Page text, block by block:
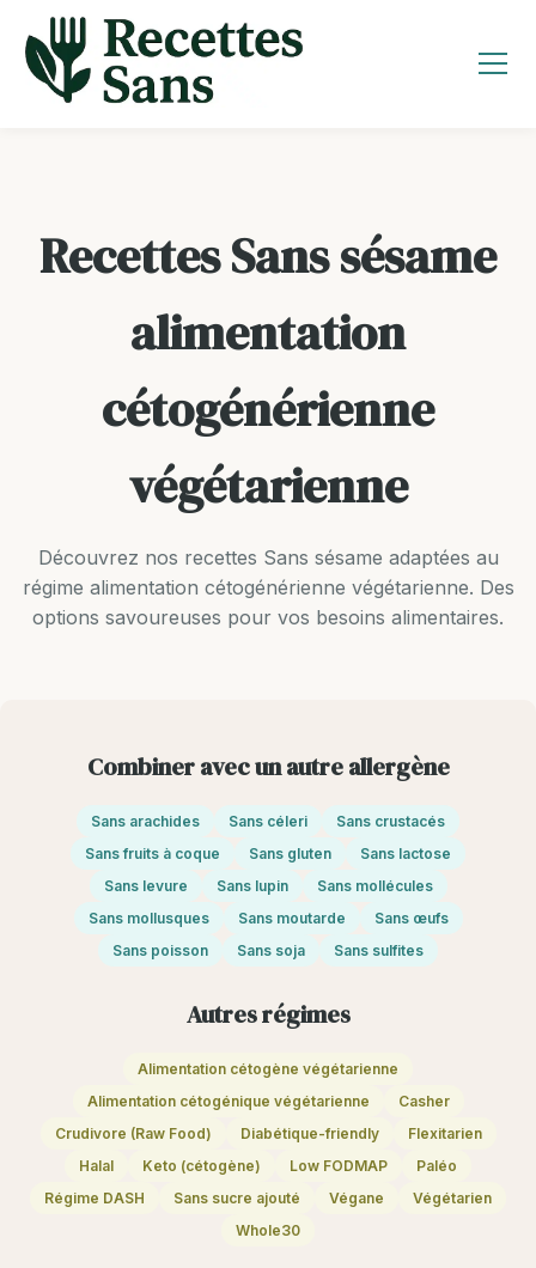
contenu
Recettes Sans sésame
alimentation
cétogénérienne
végétarienne
Découvrez nos recettes Sans sésame adaptées au
régime alimentation cétogénérienne végétarienne. Des
options savoureuses pour vos besoins alimentaires.
Combiner avec un autre allergène
Sans arachides Sans céleri
Sans crustacés
Sans fruits à coque
Sans gluten
Sans lactose
Sans levure
Sans lupin
Sans mollécules
Sans mollusques
Sans moutarde
Sans œufs
Sans poisson
Sans soja Sans sulfites
Autres régimes
Alimentation cétogène végétarienne
Alimentation cétogénique végétarienne
Casher
Crudivore (Raw Food)
Diabétique-friendly
Flexitarien
Halal
Keto (cétogène) Low FODMAP
Paléo
Régime DASH
Sans sucre ajouté Végane
Végétarien
Whole30